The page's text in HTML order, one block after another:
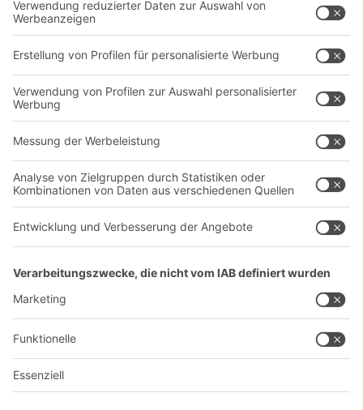
Regalsysteme
Transportsysteme
Dienstleistungen
Unternehmen
Über uns
Produktionsstandorte
Karriere
Follow us
YOUR LIFE.
+49 (6753) 122-922